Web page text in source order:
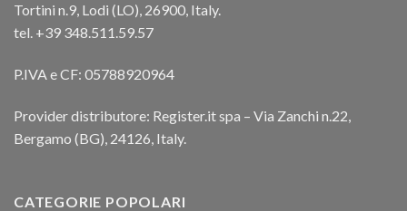
Tortini n.9, Lodi (LO), 26900, Italy.
tel. +39 348.511.59.57
P.IVA e CF: 05788920964
Provider distributore: Register.it spa – Via Zanchi n.22,
Bergamo (BG), 24126, Italy.
CATEGORIE POPOLARI